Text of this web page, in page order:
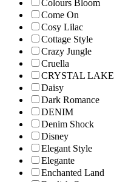
Colours Bloom
Come On
Cosy Lilac
Cottage Style
Crazy Jungle
Cruella
CRYSTAL LAKE
Daisy
Dark Romance
DENIM
Denim Shock
Disney
Elegant Style
Elegante
Enchanted Land